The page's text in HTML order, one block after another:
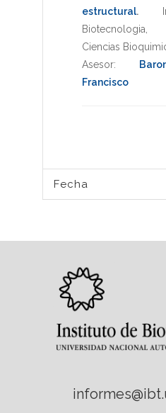
estructural.
Biotecnologia
Ciencias
Asesor:
Francisco
Fecha